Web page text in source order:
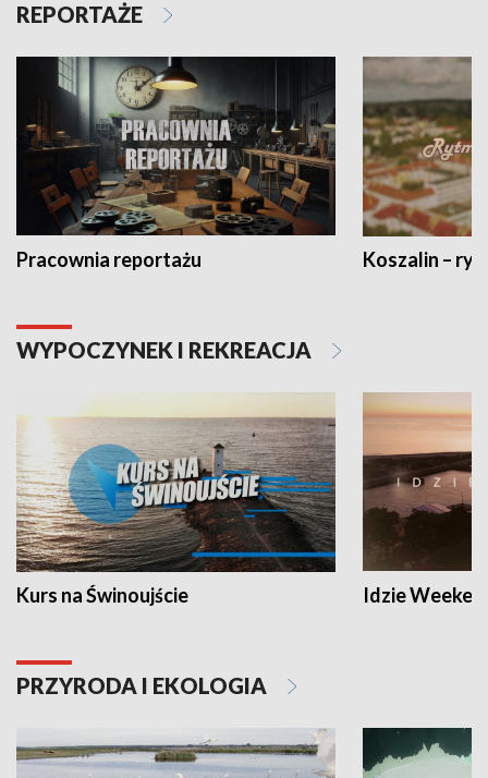
REPORTAŻE
Pracownia reportażu Koszalin –
WYPOCZYNEK I REKREACJA
Kurs na Świnoujście Idzie
PRZYRODA I EKOLOGIA